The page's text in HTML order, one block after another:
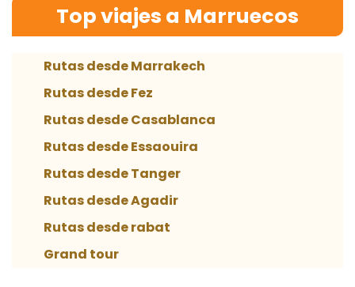
Top viajes a Marruecos
Rutas desde Marrakech
Rutas desde Fez
Rutas desde Casablanca
Rutas desde Essaouira
Rutas desde Tanger
Rutas desde Agadir
Rutas desde rabat
Grand tour